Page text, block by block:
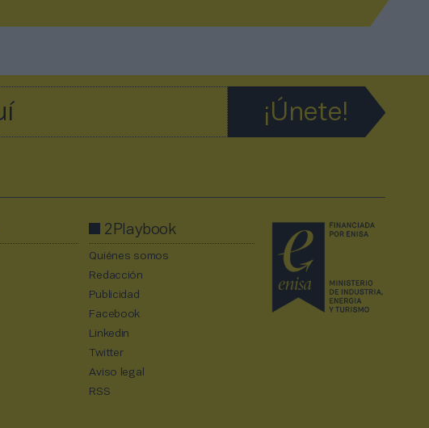
2Playbook
Quiénes somos
Redacción
Publicidad
Facebook
Linkedin
Twitter
Aviso legal
RSS